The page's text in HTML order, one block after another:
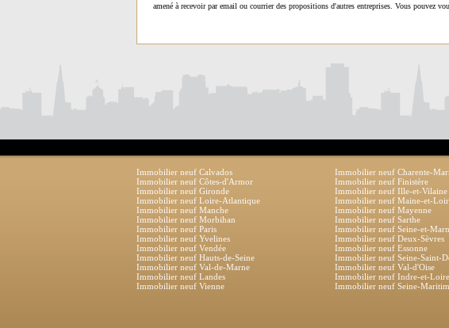
amené à recevoir par email ou courrier des propositions d'autres entreprises. Vous pouvez
Immobilier neuf Calvados
Immobilier neuf Charente-
Immobilier neuf Côtes-d'Armor
Immobilier neuf Finistère
Immobilier neuf Gironde
Immobilier neuf Ille-et-Vilaine
Immobilier neuf Loire-Atlantique
Immobilier neuf Maine-et-
Immobilier neuf Manche
Immobilier neuf Mayenne
Immobilier neuf Morbihan
Immobilier neuf Sarthe
Immobilier neuf Paris
Immobilier neuf Seine-et-
Immobilier neuf Yvelines
Immobilier neuf Deux-Sèvres
Immobilier neuf Vendée
Immobilier neuf Essonne
Immobilier neuf Hauts-de-Seine
Immobilier neuf Seine-Saint-
Immobilier neuf Val-de-Marne
Immobilier neuf Val-d'Oise
Immobilier neuf Landes
Immobilier neuf Indre-et-Loire
Immobilier neuf Vienne
Immobilier neuf Seine-